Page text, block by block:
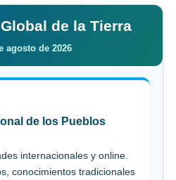
de la Tierra
agosto de 2026
de los Pueblos
internacionales y online.
conocimientos tradicionales